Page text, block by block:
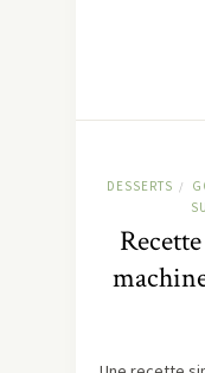
DESSERTS /